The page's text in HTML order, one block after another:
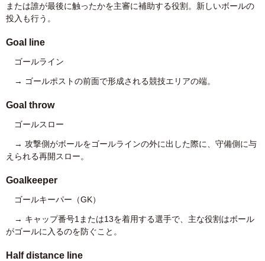
または誰が最後に触ったかを主審に補助する役割。新しいボールの
投入も行う。
Goal line
ゴールライン
→ ゴールポストの前面で形成される競技エリアの端。
Goal throw
ゴールスロー
→ 攻撃側がボールをゴールラインの外に出した際に、守備側に与
えられる再開スロー。
Goalkeeper
ゴールキーパー（GK）
→ キャップ番号1または13を着用する選手で、主な役割はボール
がゴールに入るのを防ぐこと。
Half distance line